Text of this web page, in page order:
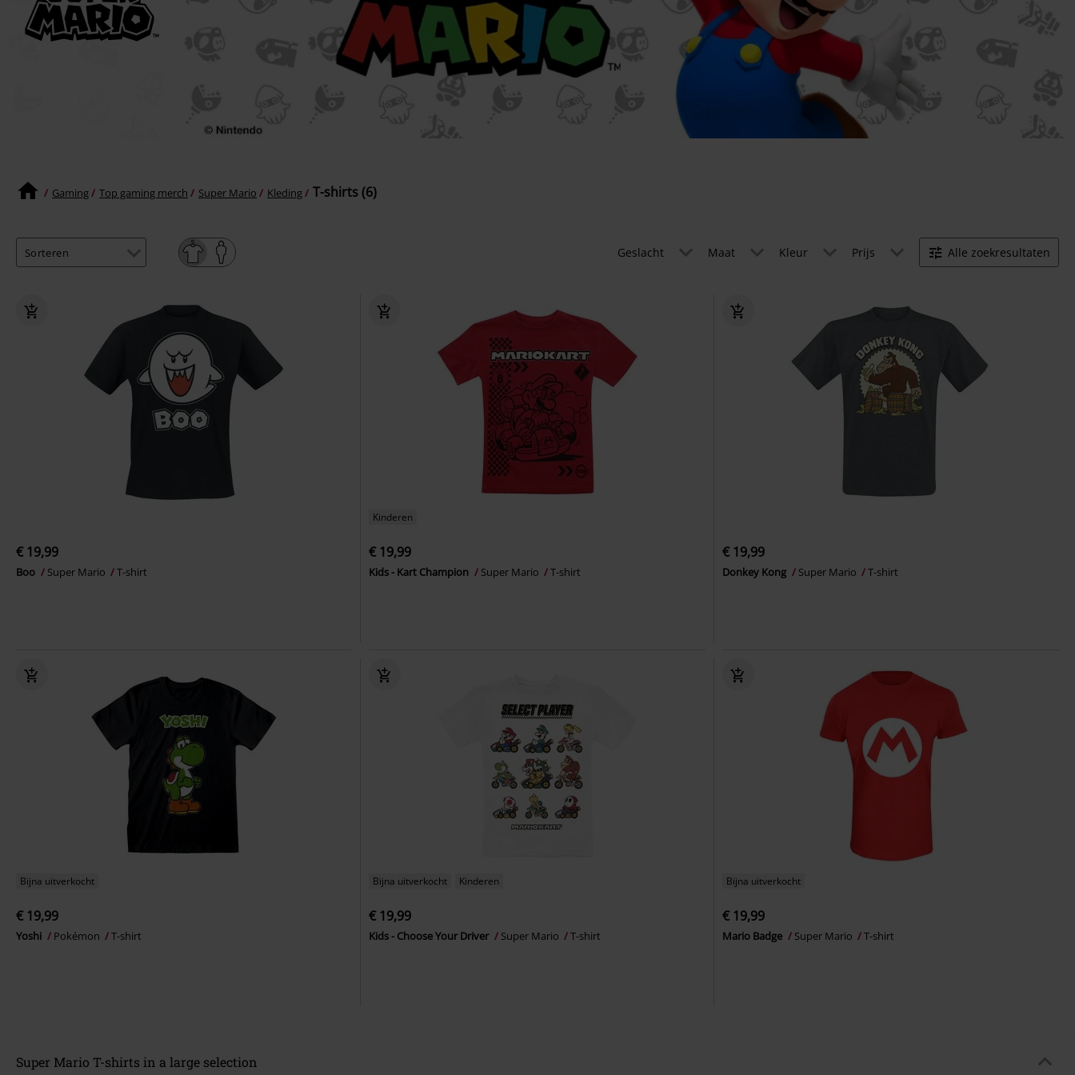
Gaming Top gaming merch Super Mario Kleding T-shirts (6)
Geslacht Maat Kleur Prijs Alle zoekresultaten
€ 19,99
Boo Super Mario T-shirt
Kinderen
€ 19,99
Kids - Kart Champion Super Mario T-shirt
€ 19,99
Donkey Kong Super Mario T-shirt
Bijna uitverkocht
€ 19,99
Yoshi Pokémon T-shirt
Bijna uitverkocht Kinderen
€ 19,99
Kids - Choose Your Driver Super Mario T-shirt
Bijna uitverkocht
€ 19,99
Mario Badge Super Mario T-shirt
Super Mario T-shirts in a large selection